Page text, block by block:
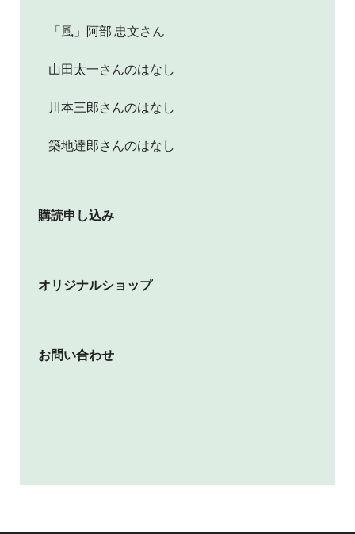
「風」阿部 忠文さん
山田太一さんのはなし
川本三郎さんのはなし
築地達郎さんのはなし
購読申し込み
オリジナルショップ
お問い合わせ